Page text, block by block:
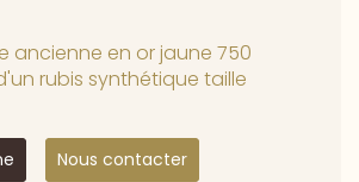
ancienne en or jaune 750
rubis synthétique taille
Nous contacter